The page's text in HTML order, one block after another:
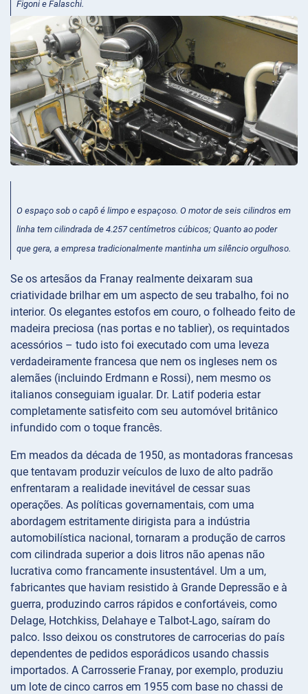
Figoni e Falaschi.
O espaço sob o capô é limpo e espaçoso. O motor de seis cilindros em
linha tem cilindrada de 4.257 centímetros cúbicos; Quanto ao poder
que gera, a empresa tradicionalmente mantinha um silêncio orgulhoso.
Se os artesãos da Franay realmente deixaram sua
criatividade brilhar em um aspecto de seu trabalho, foi no
interior. Os elegantes estofos em couro, o folheado feito de
madeira preciosa (nas portas e no tablier), os requintados
acessórios – tudo isto foi executado com uma leveza
verdadeiramente francesa que nem os ingleses nem os
alemães (incluindo Erdmann e Rossi), nem mesmo os
italianos conseguiam igualar. Dr. Latif poderia estar
completamente satisfeito com seu automóvel britânico
infundido com o toque francês.
Em meados da década de 1950, as montadoras francesas
que tentavam produzir veículos de luxo de alto padrão
enfrentaram a realidade inevitável de cessar suas
operações. As políticas governamentais, com uma
abordagem estritamente dirigista para a indústria
automobilística nacional, tornaram a produção de carros
com cilindrada superior a dois litros não apenas não
lucrativa como francamente insustentável. Um a um,
fabricantes que haviam resistido à Grande Depressão e à
guerra, produzindo carros rápidos e confortáveis, como
Delage, Hotchkiss, Delahaye e Talbot-Lago, saíram do
palco. Isso deixou os construtores de carrocerias do país
dependentes de pedidos esporádicos usando chassis
importados. A Carrosserie Franay, por exemplo, produziu
um lote de cinco carros em 1955 com base no chassi de